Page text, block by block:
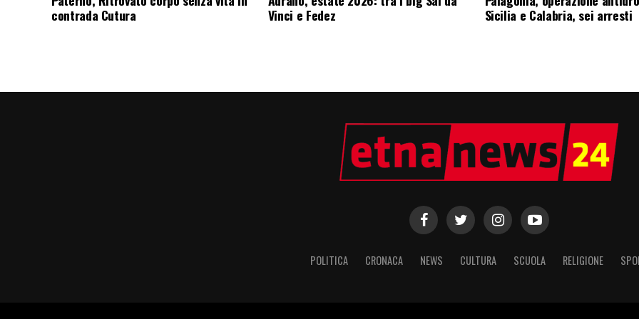
contrada Cutura
Vinci e Fedez
Sicilia e Calabria, sei arresti
POLITICA CRONACA NEWS CULTURA SCUOLA RELIGIONE